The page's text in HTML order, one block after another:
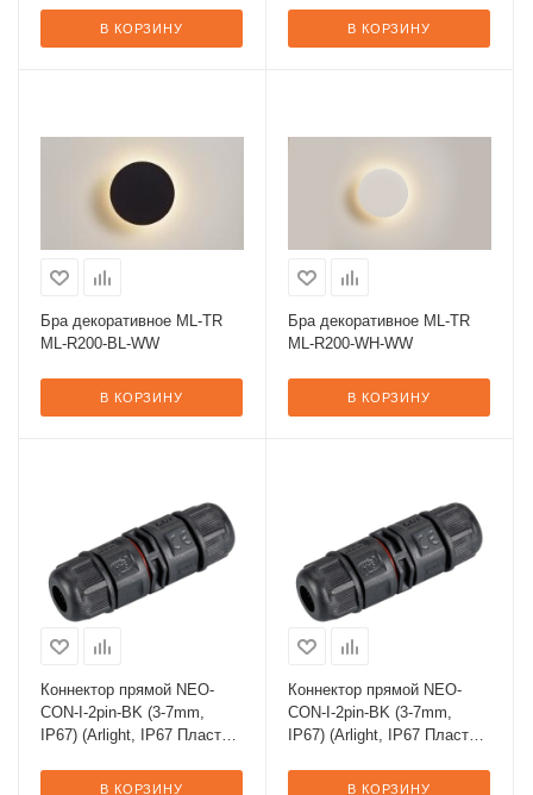
В КОРЗИНУ В КОРЗИНУ
Бра декоративное ML-TR
ML-R200-BL-WW
В КОРЗИНУ
Бра декоративное ML-TR
ML-R200-WH-WW
В КОРЗИНУ
Коннектор прямой NEO-
CON-I-2pin-BK (3-7mm,
IP67) (Arlight, IP67 Пластик,
В КОРЗИНУ
Коннектор прямой NEO-
CON-I-2pin-BK (3-7mm,
IP67) (Arlight, IP67 Пластик,
В КОРЗИНУ